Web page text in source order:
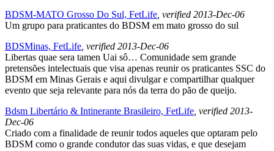
BDSM-MATO Grosso Do Sul, FetLife , verified 2013-Dec-06
Um grupo para praticantes do BDSM em mato grosso do sul
BDSMinas, FetLife , verified 2013-Dec-06
Libertas quae sera tamen Uai sô… Comunidade sem grande
pretensões intelectuais que visa apenas reunir os praticantes SSC do
BDSM em Minas Gerais e aqui divulgar e compartilhar qualquer
evento que seja relevante para nós da terra do pão de queijo.
Bdsm Libertário & Intinerante Brasileiro, FetLife , verified 2013-
Dec-06
Criado com a finalidade de reunir todos aqueles que optaram pelo
BDSM como o grande condutor das suas vidas, e que desejam